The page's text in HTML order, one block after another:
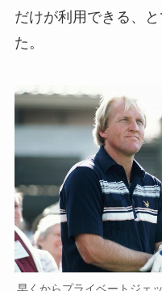
だけが利用できる、
た。